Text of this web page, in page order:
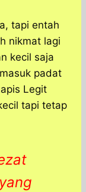
tapi entah
nikmat lagi
kecil saja
padat
Legit
tapi tetap